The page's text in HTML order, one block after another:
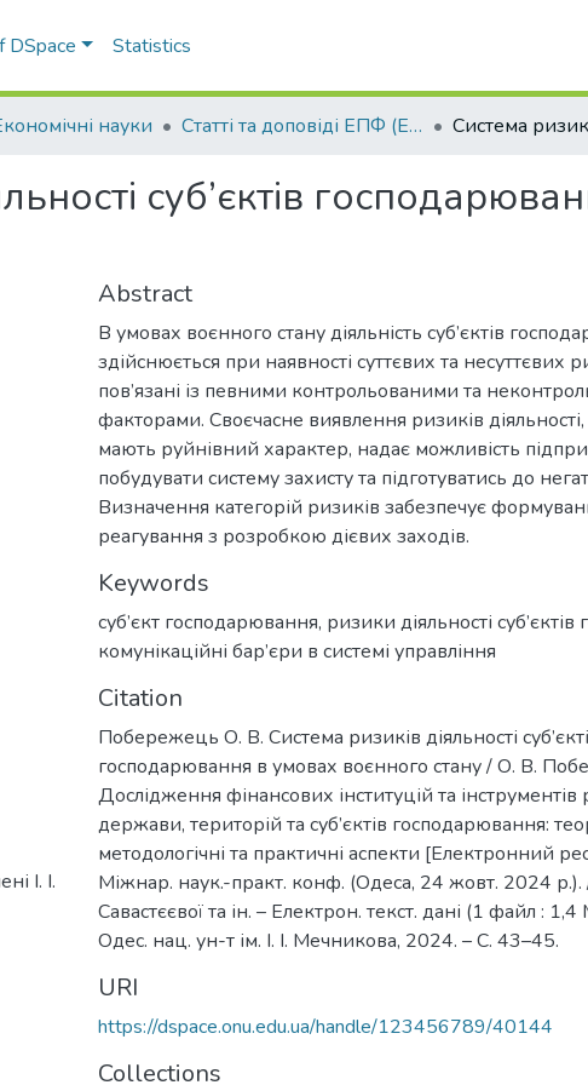
DSpace Statistics
науки Статті та доповіді ЕПФ (Економічні науки)
суб’єктів
І. І.
Abstract
В умовах воєнного стану діяльність суб’єктів
здійснюється при наявності суттєвих та несуттєвих
пов’язані із певними контрольованими та
факторами. Своєчасне виявлення ризиків діяльності,
мають руйнівний характер, надає можливість
побудувати систему захисту та підготуватись до
Визначення категорій ризиків забезпечує
реагування з розробкою дієвих заходів.
Keywords
суб’єкт господарювання, ризики діяльності
комунікаційні бар’єри в системі управління
Citation
Побережець О. В. Система ризиків діяльності
господарювання в умовах воєнного стану / О. В.
Дослідження фінансових інституцій та інструментів
держави, територій та суб’єктів господарювання:
методологічні та практичні аспекти [Електронний
Міжнар. наук.-практ. конф. (Одеса, 24 жовт. 2024
Савастєєвої та ін. – Електрон. текст. дані (1 файл :
Одес. нац. ун-т ім. І. І. Мечникова, 2024. – С. 43–45.
URI
https://dspace.onu.edu.ua/handle/123456789/40144
Collections